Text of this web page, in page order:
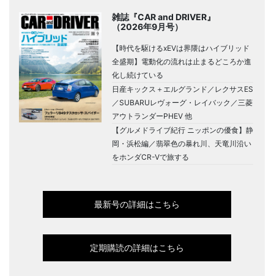
雑誌『CAR and DRIVER』
（2026年9月号）
【時代を駆けるxEVは界隈はハイブリッド
全盛期】電動化の流れは止まるどころか進
化し続けている
日産キックス＋エルグランド／レクサスES
／SUBARUレヴォーグ・レイバック／三菱
アウトランダーPHEV 他
【グルメドライブ紀行 ニッポンの優食】静
岡・浜松編／翡翠色の暴れ川、天竜川沿い
をホンダCR-Vで旅する
最新号の詳細はこちら
定期購読の詳細はこちら